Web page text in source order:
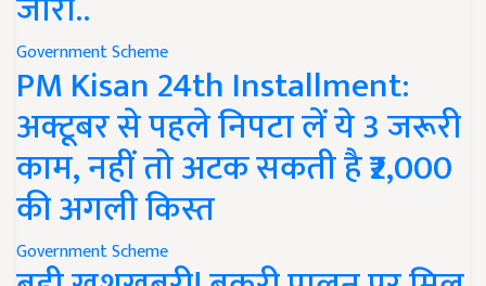
Government Scheme
PM Kisan 24th Installment:
अक्टूबर से पहले निपटा लें ये 3 जरूरी
काम, नहीं तो अटक सकती है ₹2,000
की अगली किस्त
Government Scheme